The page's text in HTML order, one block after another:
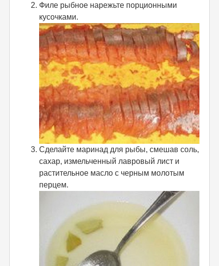
Филе рыбное нарежьте порционными
кусочками.
Сделайте маринад для рыбы, смешав соль,
сахар, измельченный лавровый лист и
растительное масло с черным молотым
перцем.